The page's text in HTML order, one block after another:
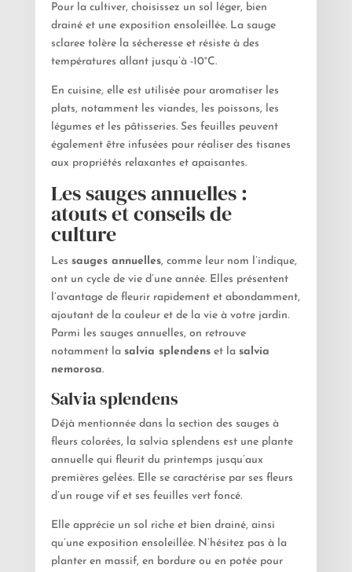
Pour la cultiver, choisissez un sol léger, bien
drainé et une exposition ensoleillée. La sauge
sclaree tolère la sécheresse et résiste à des
températures allant jusqu’à -10°C.
En cuisine, elle est utilisée pour aromatiser les
plats, notamment les viandes, les poissons, les
légumes et les pâtisseries. Ses feuilles peuvent
également être infusées pour réaliser des tisanes
aux propriétés relaxantes et apaisantes.
Les sauges annuelles :
atouts et conseils de
culture
Les sauges annuelles, comme leur nom l’indique,
ont un cycle de vie d’une année. Elles présentent
l’avantage de fleurir rapidement et abondamment,
ajoutant de la couleur et de la vie à votre jardin.
Parmi les sauges annuelles, on retrouve
notamment la salvia splendenset la salvia
nemorosa.
Salvia splendens
Déjà mentionnée dans la section des sauges à
fleurs colorées, la salvia splendens est une plante
annuelle qui fleurit du printemps jusqu’aux
premières gelées. Elle se caractérise par ses fleurs
d’un rouge vif et ses feuilles vert foncé.
Elle apprécie un sol riche et bien drainé, ainsi
qu’une exposition ensoleillée. N’hésitez pas à la
planter en massif, en bordure ou en potée pour